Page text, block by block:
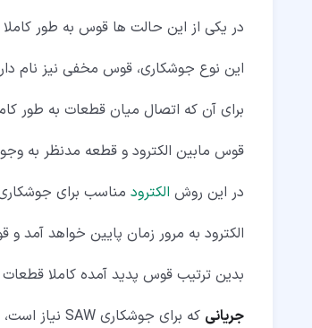
در یکی از این حالت ها قوس به طور
این نوع جوشکاری، قوس مخفی نیز نام
برای آن که اتصال میان قطعات به طور
قوس مابین الکترود و قطعه مدنظر به
در این روش الکترود مناسب برای
الکترود به مرور زمان پایین خواهد آمد
بدین ترتیب قوس پدید آمده کاملا
جریانی که برای جوشکاری SAW نیاز است، بین